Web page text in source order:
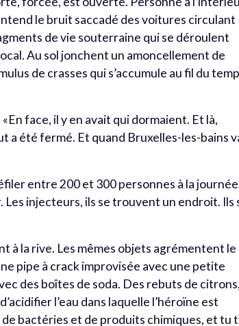
le bruit saccadé des voitures circulant
de vie souterraine qui se déroulent
Au sol jonchent un amoncellement de
de crasses qui s’accumule au fil du
face, il y en avait qui dormaient. Et là,
a été fermé. Et quand Bruxelles-les-bains
entre 200 et 300 personnes à la
Les injecteurs, ils se trouvent un endroit. Ils
à la rive. Les mêmes objets agrémentent le
pipe à crack improvisée avec une petite
des boîtes de soda. Des rebuts de citrons,
l’eau dans laquelle l’héroïne est
bactéries et de produits chimiques, et tu